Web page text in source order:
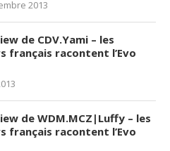
2013
de CDV.Yami – les
français racontent l’Evo
de WDM.MCZ|Luffy – les
français racontent l’Evo